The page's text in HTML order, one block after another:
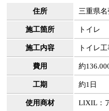
住所 三重県
施工箇所 トイレ
施工内容 トイレ
費用 約
工期 約1日
使用商材 LIXIL：